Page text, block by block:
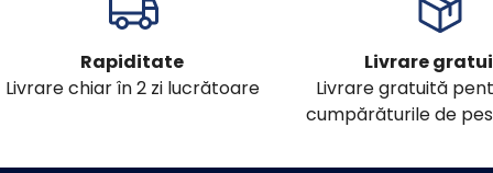
Rapiditate
Livrare chiar în 2 zi lucrătoare
Livrare
Livrare gratuită
cumpărăturile de